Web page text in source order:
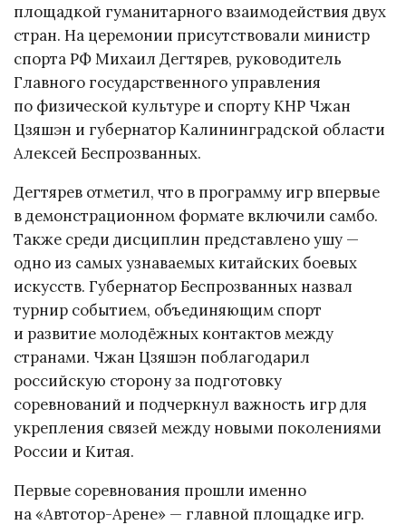
площадкой гуманитарного взаимодействия двух
стран. На церемонии присутствовали министр
спорта РФ Михаил Дегтярев, руководитель
Главного государственного управления
по физической культуре и спорту КНР Чжан
Цзяшэн и губернатор Калининградской области
Алексей Беспрозванных.
Дегтярев отметил, что в программу игр впервые
в демонстрационном формате включили самбо.
Также среди дисциплин представлено ушу —
одно из самых узнаваемых китайских боевых
искусств. Губернатор Беспрозванных назвал
турнир событием, объединяющим спорт
и развитие молодёжных контактов между
странами. Чжан Цзяшэн поблагодарил
российскую сторону за подготовку
соревнований и подчеркнул важность игр для
укрепления связей между новыми поколениями
России и Китая.
Первые соревнования прошли именно
на «Автотор-Арене» — главной площадке игр.